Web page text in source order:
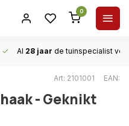
0
Al 28 jaar de tuinspecialist
Art: 2101001 EAN:
- Geknikt